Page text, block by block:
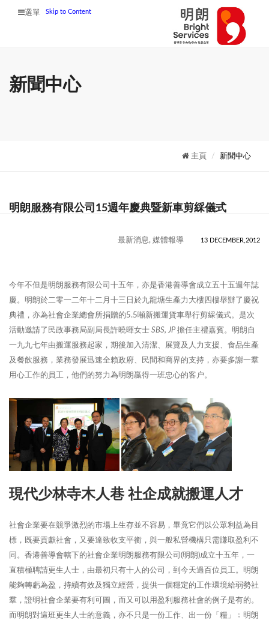
選單 Skip to Content
新聞中心
主頁 新聞中心
明朗服務有限公司15週年慶典暨新車剪綵儀式
最新消息, 媒體報導 13 DECEMBER,2012
今年不但是明朗服務有限公司十五年，亦是香港善導會成立五十五週年誌
慶。明朗於二零一二年十二月十三日於九龍塘生產力大樓四樓舉辦了慶祝
典禮，亦為社會企業總會所捐贈的5.5噸新搬運貨車舉行剪綵儀式。是次
活動邀請了民政事務局副局長許曉暉女士 SBS, JP擔任主禮嘉賓。明朗自
一九九七年由搬運服務起家，期後加入清潔、展覽及人力支援、食品生產
及餐飲服務，業務發展迅速全賴政府、民間和商界的支持，亦要多謝一羣
用心工作的員工，他們的努力為明朗贏得一班忠心的客户。
現代少林寺木人巷 社企成就搬運人才
社會企業要在競爭激烈的市場上生存並不容易，畢竟它們以公眾利益為目
標，既要貢獻社會，又要達致收支平衡，與一般私營機構只需賺取盈利不
同。香港善導會轄下的社會企業明朗服務有限公司(明朗)成立十五年，一
直積極聘請更生人士，由最初只有十人的公司，到今天過百位員工。明朗
能夠轉虧為盈，持續有效及獨立經營，提供一個穩定的工作環境給弱勢社
羣，證明社會企業要有利可圖，而又可以用盈利服務社會的例子是有的。
而明朗對這班更生人士的意義，亦不只是一份工作、出一份「糧」﹔明朗